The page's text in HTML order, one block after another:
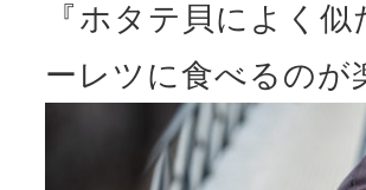
『ホタテ貝によく
ーレツに食べるの